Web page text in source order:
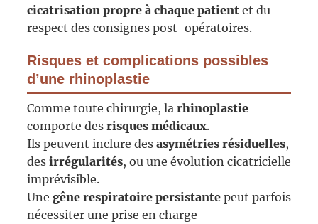
cicatrisation propre à chaque patientet du
respect des consignes post-opératoires.
Risques et complications possibles
d’une rhinoplastie
Comme toute chirurgie, la rhinoplastie
comporte des risques médicaux.
Ils peuvent inclure des asymétries résiduelles,
des irrégularités, ou une évolution cicatricielle
imprévisible.
Une gêne respiratoire persistantepeut parfois
nécessiter une prise en charge